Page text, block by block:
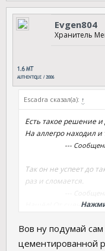
Evgen804
Хранитель
Escadra сказал(а): ↑
Есть такое решение
На аллегро находил
---
Так он не успеет до
раз и сломается.
Нашёл! От сценка 1,6
dvigatelja.425/page-
Вов ну подумай
цементированной